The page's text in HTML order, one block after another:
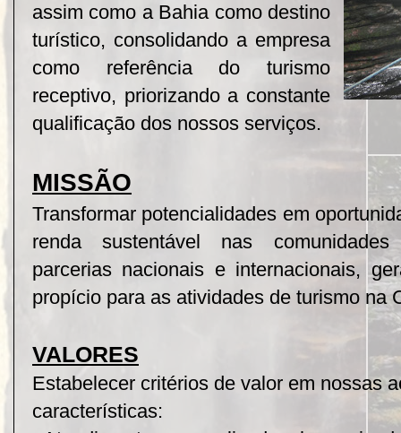
assim como a Bahia como destino
turístico, consolidando a empresa
como referência do turismo
receptivo, priorizando a constante
qualificação dos nossos serviços.
MISSÃO
Transformar potencialidades em
renda sustentável nas comunidades
parcerias nacionais e internacionais,
propício para as atividades de turismo na
VALORES
Estabelecer critérios de valor em nossas
características: